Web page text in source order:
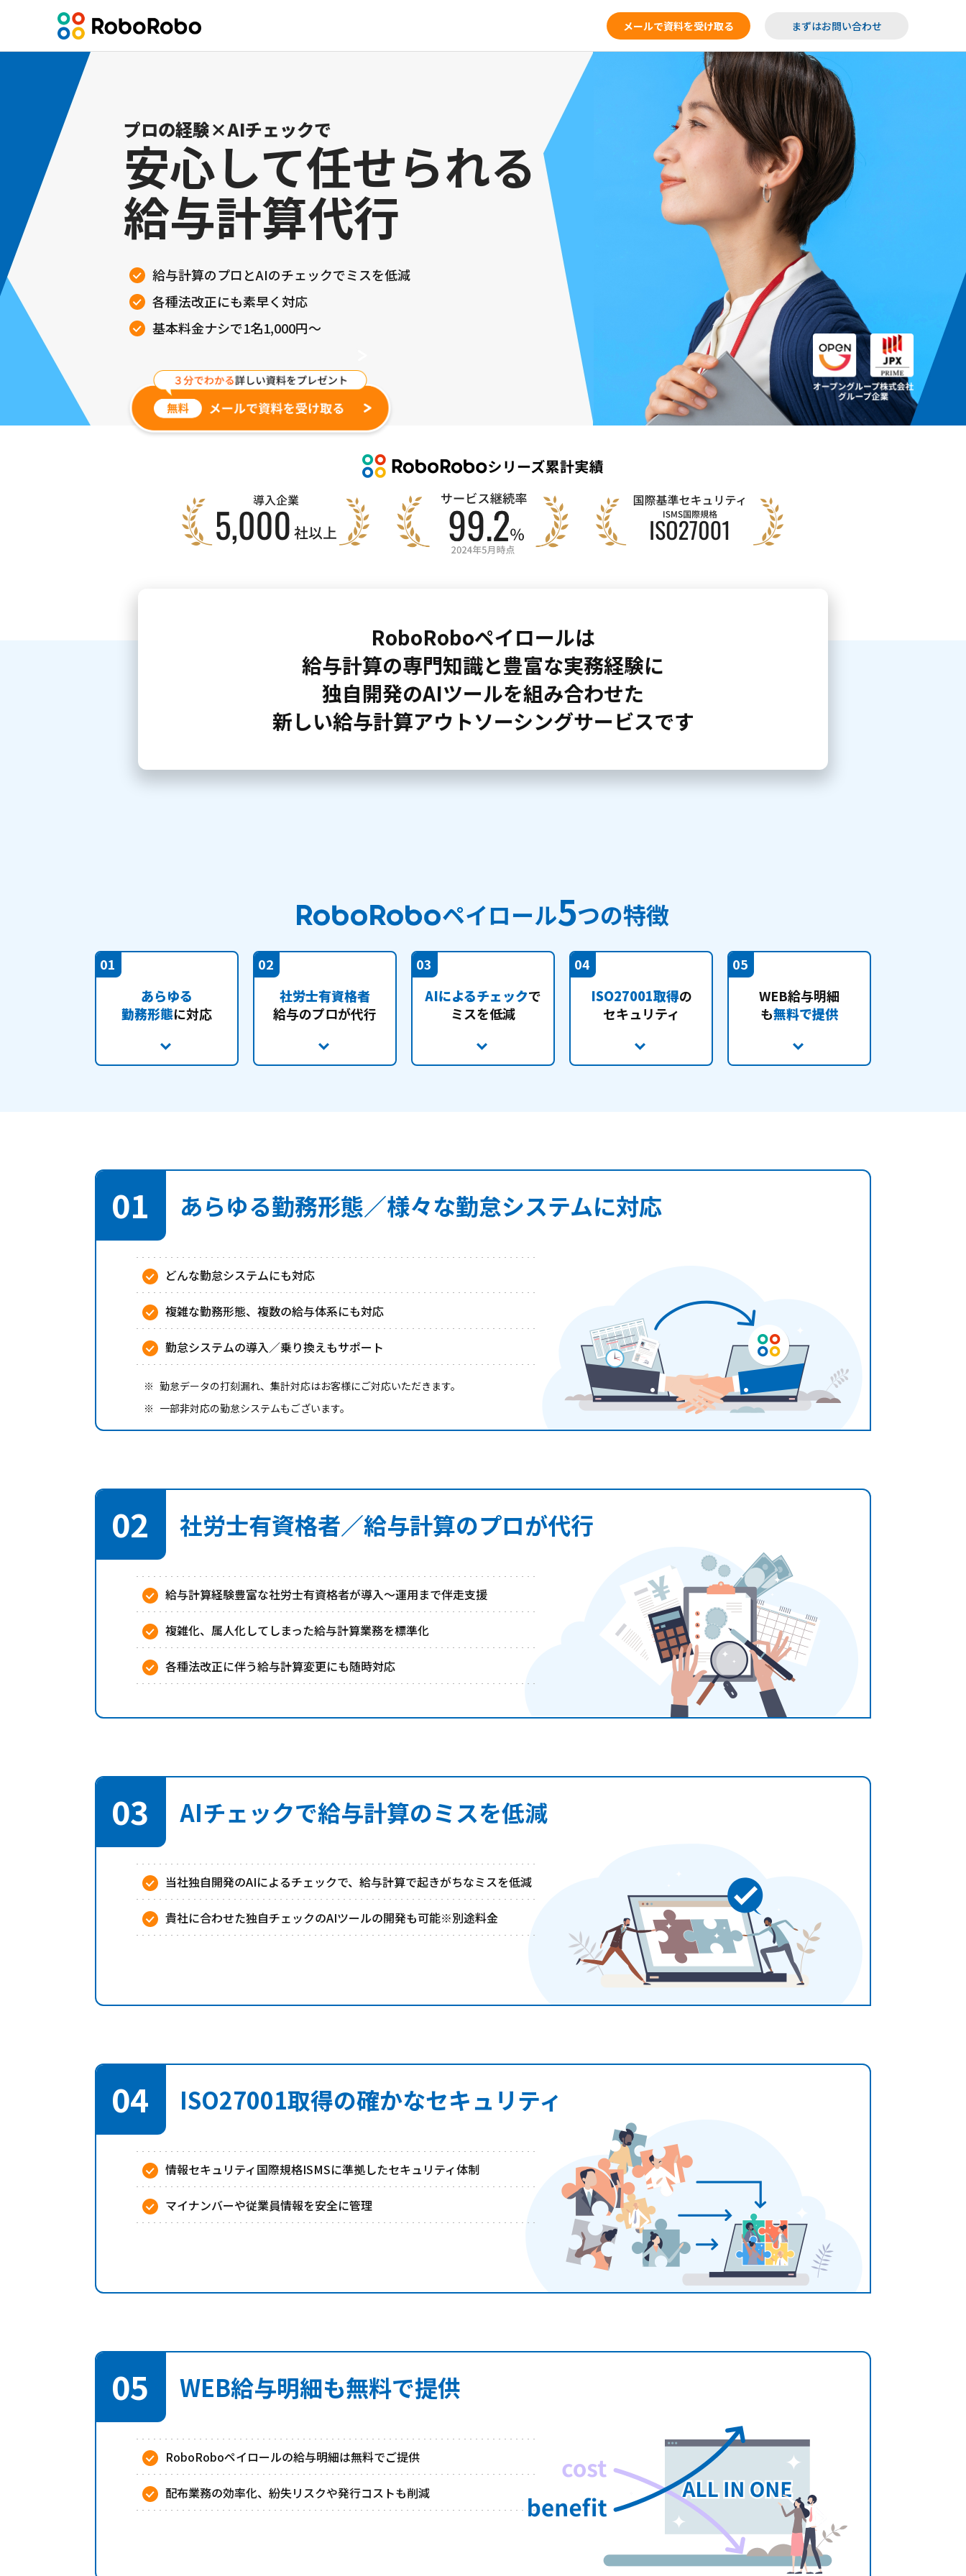
メールで資料を受け取る まずはお問い合わせ
プロの経験×AIチェックで
安心して任せられる
給与計算代行
給与計算のプロとAIのチェックでミスを低減
各種法改正にも素早く対応
基本料金ナシで1名1,000円～
RoboRoboペイロールは
給与計算の専門知識と豊富な実務経験に
独自開発のAIツールを組み合わせた
新しい給与計算アウトソーシングサービスです
ペイロール5つの特徴
01
あらゆる
勤務形態に対応
02
社労士有資格者
給与のプロが代行
03
AIによるチェックで
ミスを低減
04
ISO27001取得の
セキュリティ
05
WEB給与明細
も無料で提供
01 あらゆる勤務形態／様々な勤怠システムに対応
どんな勤怠システムにも対応
複雑な勤務形態、複数の給与体系にも対応
勤怠システムの導入／乗り換えもサポート
勤怠データの打刻漏れ、集計対応はお客様にご対応いただきます。
一部非対応の勤怠システムもございます。
02 社労士有資格者／給与計算のプロが代行
給与計算経験豊富な社労士有資格者が導入～運用まで伴走支援
複雑化、属人化してしまった給与計算業務を標準化
各種法改正に伴う給与計算変更にも随時対応
03 AIチェックで給与計算のミスを低減
当社独自開発のAIによるチェックで、給与計算で起きがちなミスを低減
貴社に合わせた独自チェックのAIツールの開発も可能※別途料金
04 ISO27001取得の確かなセキュリティ
情報セキュリティ国際規格ISMSに準拠したセキュリティ体制
マイナンバーや従業員情報を安全に管理
05 WEB給与明細も無料で提供
RoboRoboペイロールの給与明細は無料でご提供
配布業務の効率化、紛失リスクや発行コストも削減